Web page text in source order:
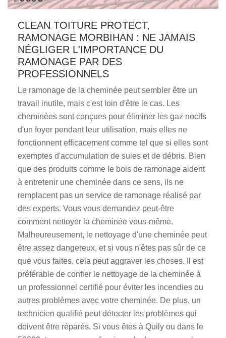
CLEAN TOITURE PROTECT,
RAMONAGE MORBIHAN : NE JAMAIS
NÉGLIGER L'IMPORTANCE DU
RAMONAGE PAR DES
PROFESSIONNELS
Le ramonage de la cheminée peut sembler être un
travail inutile, mais c'est loin d'être le cas. Les
cheminées sont conçues pour éliminer les gaz nocifs
d'un foyer pendant leur utilisation, mais elles ne
fonctionnent efficacement comme tel que si elles sont
exemptes d'accumulation de suies et de débris. Bien
que des produits comme le bois de ramonage aident
à entretenir une cheminée dans ce sens, ils ne
remplacent pas un service de ramonage réalisé par
des experts. Vous vous demandez peut-être
comment nettoyer la cheminée vous-même.
Malheureusement, le nettoyage d'une cheminée peut
être assez dangereux, et si vous n'êtes pas sûr de ce
que vous faites, cela peut aggraver les choses. Il est
préférable de confier le nettoyage de la cheminée à
un professionnel certifié pour éviter les incendies ou
autres problèmes avec votre cheminée. De plus, un
technicien qualifié peut détecter les problèmes qui
doivent être réparés. Si vous êtes à Quily ou dans le